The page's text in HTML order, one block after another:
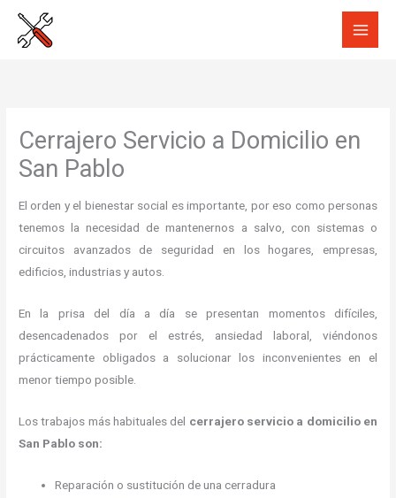
Cerrajero Servicio a Domicilio en
San Pablo
El orden y el bienestar social es importante, por eso como personas
tenemos la necesidad de mantenernos a salvo, con sistemas o
circuitos avanzados de seguridad en los hogares, empresas,
edificios, industrias y autos.
En la prisa del día a día se presentan momentos difíciles,
desencadenados por el estrés, ansiedad laboral, viéndonos
prácticamente obligados a solucionar los inconvenientes en el
menor tiempo posible.
Los trabajos más habituales del cerrajero servicio a domicilio en
San Pablo son:
Reparación o sustitución de una cerradura